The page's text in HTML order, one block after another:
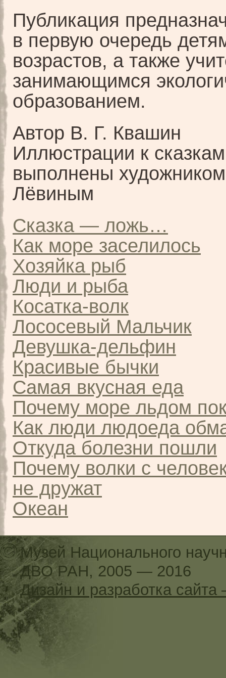
Публикация
в первую очередь
возрастов, а также
занимающимся
образованием.
Автор В. Г. Квашин
Иллюстрации к сказкам
выполнены
Лёвиным
Сказка — ложь…
Как море заселилось
Хозяйка рыб
Люди и рыба
Косатка-волк
Лососевый Мальчик
Девушка-дельфин
Красивые бычки
Самая вкусная еда
Почему море льдом
Как люди людоеда
Откуда болезни пошли
Почему волки с
не дружат
Океан
Музей Национального
ДВО РАН, 2005 — 2016
Дизайн и разработка